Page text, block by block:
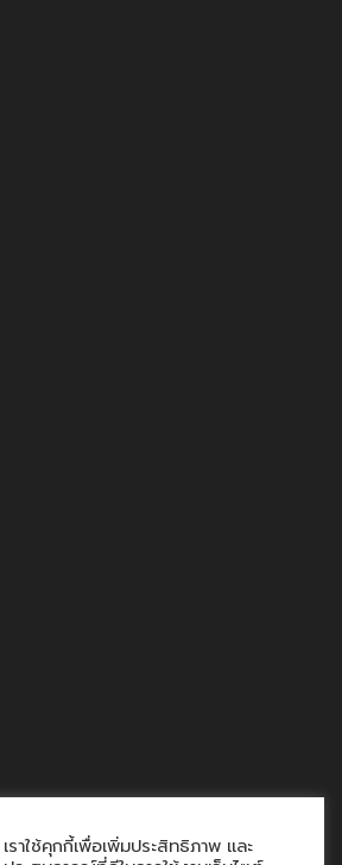
เราใช้คุกกี้เพื่อเพิ่มประสิทธิภาพ และ